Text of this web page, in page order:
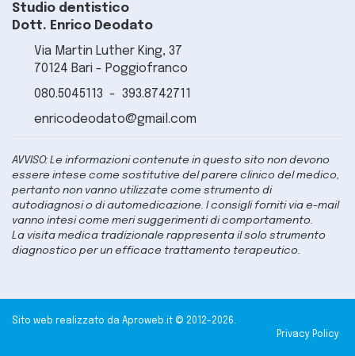
Studio dentistico
Dott. Enrico Deodato
Via Martin Luther King, 37
70124 Bari - Poggiofranco
080.5045113 - 393.8742711
enricodeodato@gmail.com
AVVISO: Le informazioni contenute in questo sito non devono
essere intese come sostitutive del parere clinico del medico,
pertanto non vanno utilizzate come strumento di
autodiagnosi o di automedicazione. I consigli forniti via e-mail
vanno intesi come meri suggerimenti di comportamento.
La visita medica tradizionale rappresenta il solo strumento
diagnostico per un efficace trattamento terapeutico.
Sito web realizzato da Aproweb.it © 2012-2026.
Privacy Policy